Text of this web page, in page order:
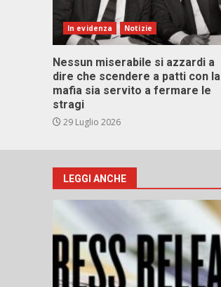
In evidenza Notizie
Nessun miserabile si azzardi a
dire che scendere a patti con la
mafia sia servito a fermare le
stragi
29 Luglio 2026
LEGGI ANCHE